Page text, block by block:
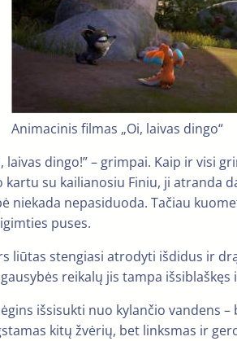
Animacinis filmas „Oi, laivas dingo“
dingo!” – grimpai. Kaip ir visi
su kailianosiu Finiu, ji atranda
niekada nepasiduoda. Tačiau
puses.
liūtas stengiasi atrodyti išdidus ir
reikalų jis tampa
išsisukti nuo kylančio vandens
kitų žvėrių, bet linksmas ir